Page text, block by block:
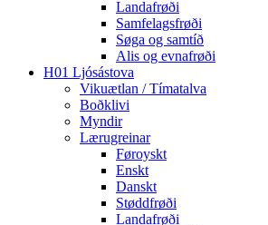
Landafrøði
Samfelagsfrøði
Søga og samtíð
Alis og evnafrøði
H01 Ljósástova
Vikuætlan / Tímatalva
Boðklivi
Myndir
Lærugreinar
Føroyskt
Enskt
Danskt
Støddfrøði
Landafrøði